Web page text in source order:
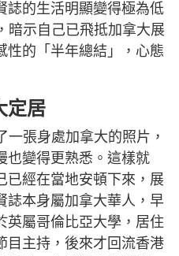
誌的生活明顯變得極為低
暗示自己已飛抵加拿大展
性的「半年總結」，心態
定居
張身處加拿大的照片，
也變得更熟悉。這樣就
已經在當地安頓下來，展
誌本身屬加拿大華人，早
英屬哥倫比亞大學，居住
目主持，後來才回流香港